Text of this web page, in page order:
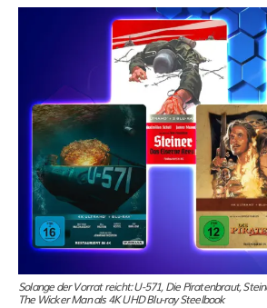
Solange der Vorrat reicht: U-571, Die Piratenbraut,
The Wicker Man als 4K UHD Blu-ray Steelbook